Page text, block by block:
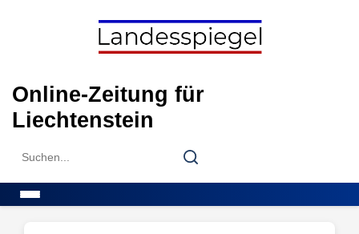
Online-Zeitung für
Liechtenstein
Search
Search